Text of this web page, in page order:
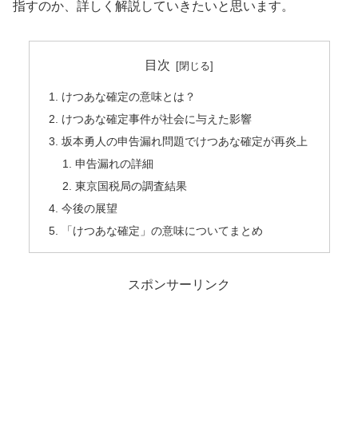
指すのか、詳しく解説していきたいと思います。
目次
けつあな確定の意味とは？
けつあな確定事件が社会に与えた影響
坂本勇人の申告漏れ問題でけつあな確定が再炎上
申告漏れの詳細
東京国税局の調査結果
今後の展望
「けつあな確定」の意味についてまとめ
スポンサーリンク